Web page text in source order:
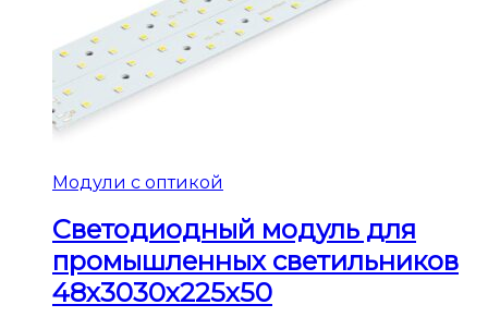
Модули с оптикой
Светодиодный модуль для
промышленных светильников
48х3030х225х50